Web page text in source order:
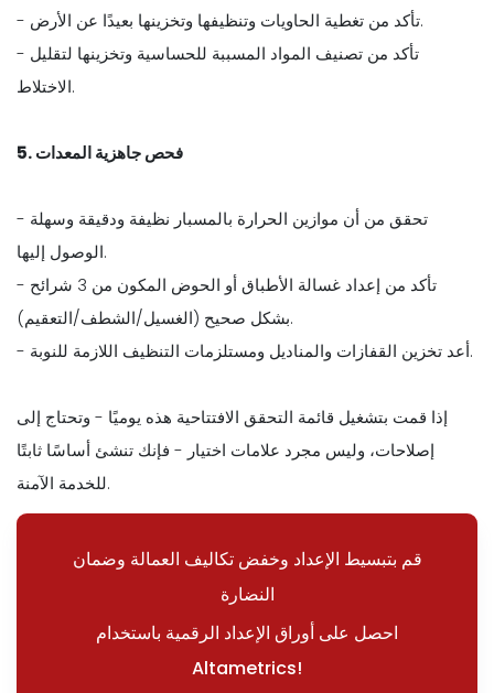
- تأكد من تغطية الحاويات وتنظيفها وتخزينها بعيدًا عن الأرض.
- تأكد من تصنيف المواد المسببة للحساسية وتخزينها لتقليل
الاختلاط.
5. فحص جاهزية المعدات
- تحقق من أن موازين الحرارة بالمسبار نظيفة ودقيقة وسهلة
الوصول إليها.
- تأكد من إعداد غسالة الأطباق أو الحوض المكون من 3 شرائح
بشكل صحيح (الغسيل/الشطف/التعقيم).
- أعد تخزين القفازات والمناديل ومستلزمات التنظيف اللازمة للنوبة.
إذا قمت بتشغيل قائمة التحقق الافتتاحية هذه يوميًا - وتحتاج إلى
إصلاحات، وليس مجرد علامات اختيار - فإنك تنشئ أساسًا ثابتًا
للخدمة الآمنة.
قم بتبسيط الإعداد وخفض تكاليف العمالة وضمان
النضارة
احصل على أوراق الإعداد الرقمية باستخدام
Altametrics!